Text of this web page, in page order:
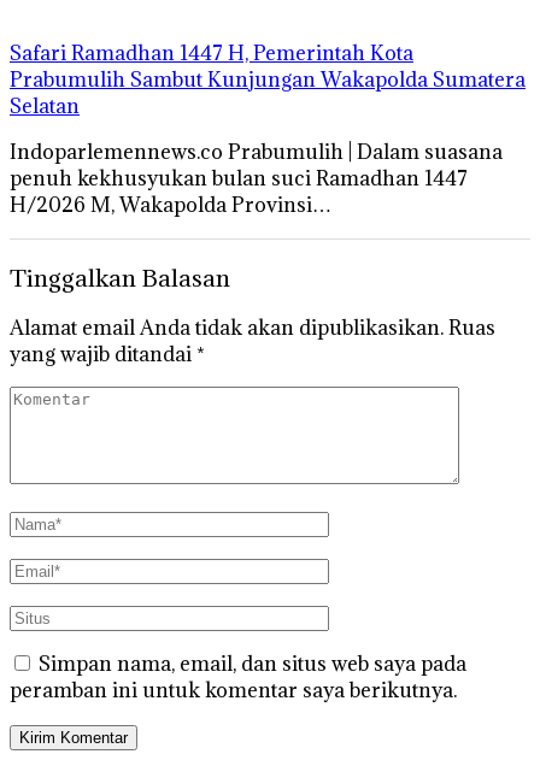
Safari Ramadhan 1447 H, Pemerintah Kota
Prabumulih Sambut Kunjungan Wakapolda Sumatera
Selatan
Indoparlemennews.co Prabumulih | Dalam suasana
penuh kekhusyukan bulan suci Ramadhan 1447
H/2026 M, Wakapolda Provinsi…
Tinggalkan Balasan
Alamat email Anda tidak akan dipublikasikan.Ruas
yang wajib ditandai *
Simpan nama, email, dan situs web saya pada
peramban ini untuk komentar saya berikutnya.